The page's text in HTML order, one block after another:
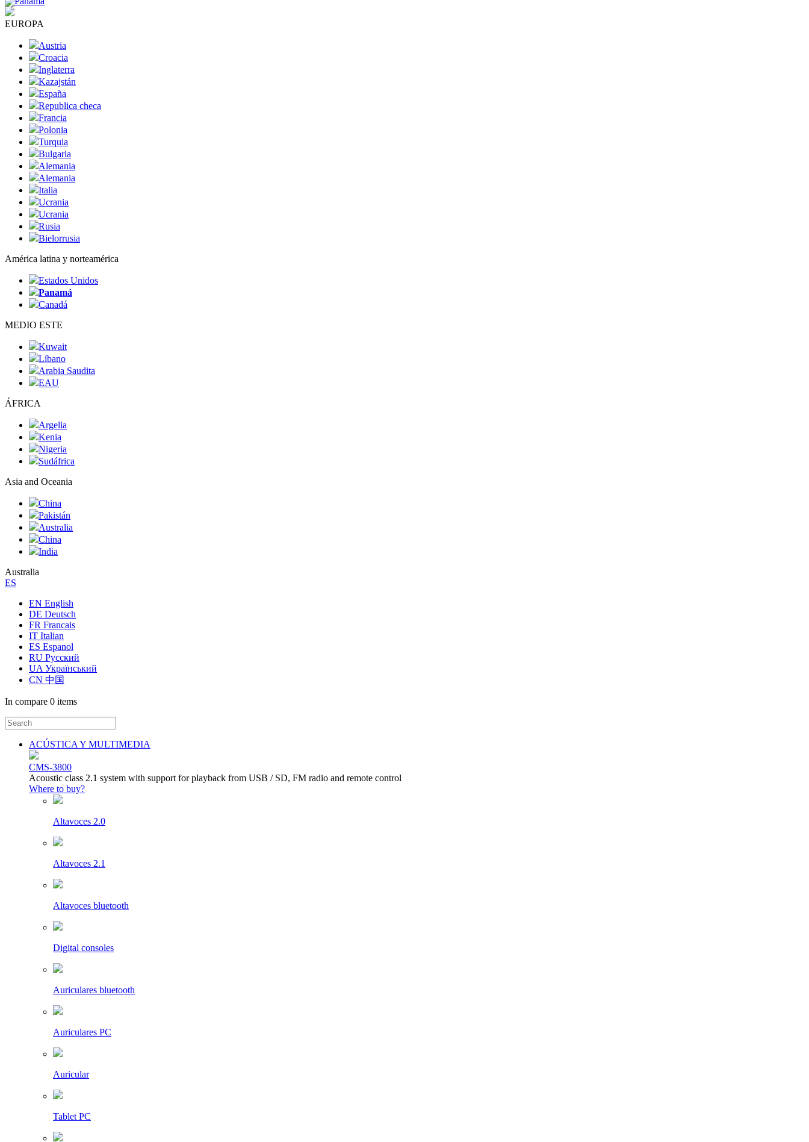
EUROPA
Austria
Croacia
Inglaterra
Kazajstán
España
Republica checa
Francia
Polonia
Turquia
Bulgaria
Alemania
Alemania
Italia
Ucrania
Ucrania
Rusia
Bielorrusia
América latina y norteamérica
Estados Unidos
Panamá
Canadá
MEDIO ESTE
Kuwait
Líbano
Arabia Saudita
EAU
ÁFRICA
Argelia
Kenia
Nigeria
Sudáfrica
Asia and Oceania
China
Pakistán
Australia
China
India
Australia
ES
EN English
DE Deutsch
FR Francais
IT Italian
ES Espanol
RU Русский
UA Український
CN 中国
In compare 0 items
ACÚSTICA Y MULTIMEDIA
CMS-3800
Acoustic class 2.1 system with support for playback from USB / SD, FM radio and remote control
Where to buy?
Altavoces 2.0
Altavoces 2.1
Altavoces bluetooth
Digital consoles
Auriculares bluetooth
Auriculares PC
Auricular
Tablet PC